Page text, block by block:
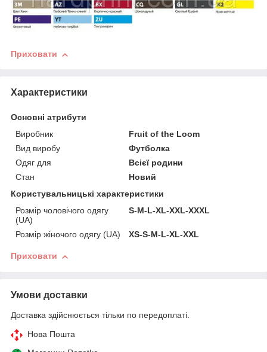
Приховати
Характеристики
Основні атрибути
Виробник
Fruit of the Loom
Вид виробу
Футболка
Одяг для
Всієї родини
Стан
Новий
Користувальницькі характеристики
Розмір чоловічого одягу
(UA)
S-M-L-XL-XXL-ХХХL
Розмір жіночого одягу (UA) XS-S-M-L-XL-XXL
Приховати
Умови доставки
Доставка здійснюється тільки по передоплаті.
Нова Пошта